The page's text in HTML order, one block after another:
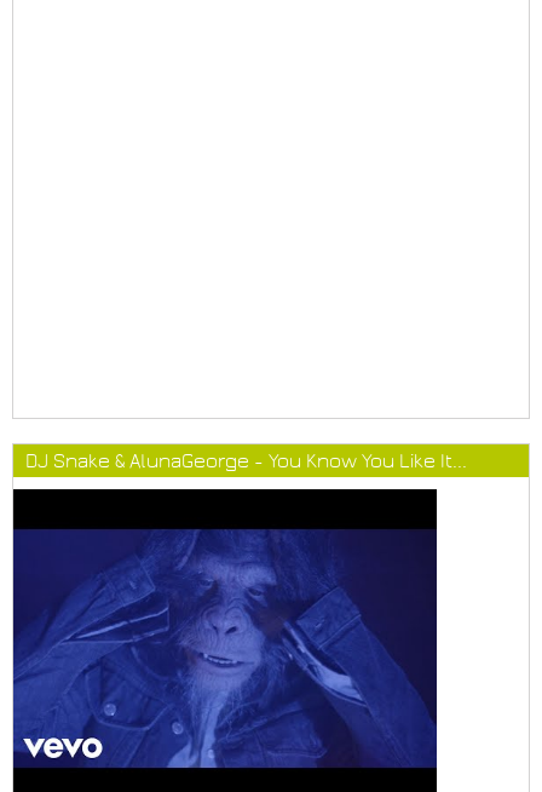
DJ Snake & AlunaGeorge - You Know You Like It...